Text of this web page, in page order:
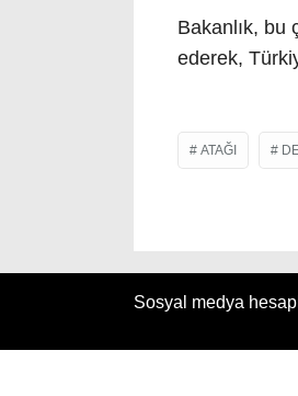
Bakanlık, bu
ederek,
ATAĞI
Sosyal medya